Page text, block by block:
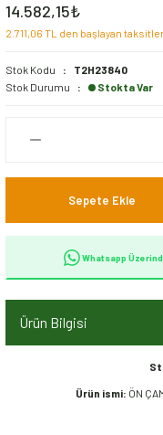
14.582,15₺
2.711,06 TL den başlayan
Stok Kodu
T2H23840
Stok Durumu
Stokta Var
Sepete Ekle
Whatsapp
Ürün Bilgisi
Ürün ismi: ÖN